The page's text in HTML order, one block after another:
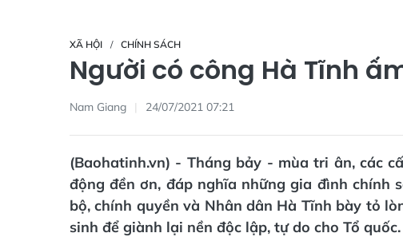
XÃ HỘI CHÍNH SÁCH
Người có công Hà Tĩnh
Nam Giang 24/07/2021 07:21
(Baohatinh.vn) - Tháng bảy - mùa tri ân, các
động đền ơn, đáp nghĩa những gia đình chính
bộ, chính quyền và Nhân dân Hà Tĩnh bày tỏ
sinh để giành lại nền độc lập, tự do cho Tổ quốc.